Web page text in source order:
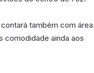
também com área
comodidade ainda aos